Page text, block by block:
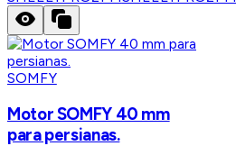
SOMFY
Motor SOMFY 40 mm
para persianas.